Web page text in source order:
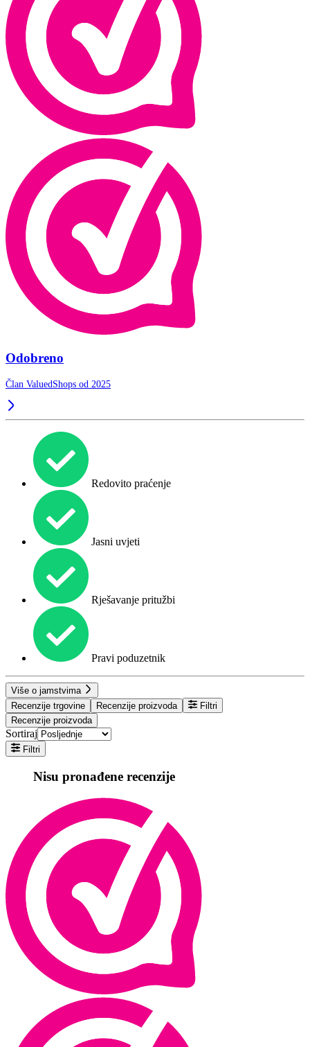
Odobreno
Član ValuedShops od 2025
Redovito praćenje
Jasni uvjeti
Rješavanje pritužbi
Pravi poduzetnik
Više o jamstvima
Recenzije trgovine
Recenzije proizvoda
Filtri
Recenzije proizvoda
Sortiraj
Filtri
Nisu pronađene recenzije